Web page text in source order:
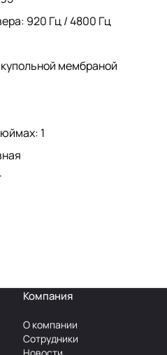
920 Гц / 4800 Гц
мембраной
1
Компания
О компании
Сотрудники